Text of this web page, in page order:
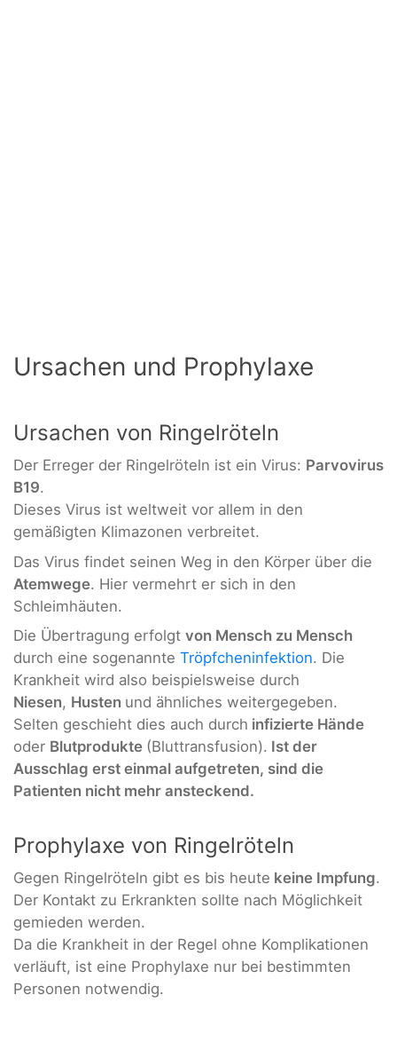
Ursachen und Prophylaxe
Ursachen von Ringelröteln
Der Erreger der Ringelröteln ist ein Virus: Parvovirus
B19.
Dieses Virus ist weltweit vor allem in den
gemäßigten Klimazonen verbreitet.
Das Virus findet seinen Weg in den Körper über die
Atemwege. Hier vermehrt er sich in den
Schleimhäuten.
Die Übertragung erfolgt von Mensch zu Mensch
durch eine sogenannte Tröpfcheninfektion. Die
Krankheit wird also beispielsweise durch
Niesen, Husten und ähnliches weitergegeben.
Selten geschieht dies auch durch infizierte Hände
oder Blutprodukte (Bluttransfusion). Ist der
Ausschlag erst einmal aufgetreten, sind die
Patienten nicht mehr ansteckend.
Prophylaxe von Ringelröteln
Gegen Ringelröteln gibt es bis heute keine Impfung.
Der Kontakt zu Erkrankten sollte nach Möglichkeit
gemieden werden.
Da die Krankheit in der Regel ohne Komplikationen
verläuft, ist eine Prophylaxe nur bei bestimmten
Personen notwendig.